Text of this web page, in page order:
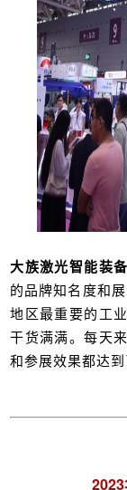
大族激光智能装
的品牌知名度和
地区最重要的工
干货满满。每天
和参展效果都达